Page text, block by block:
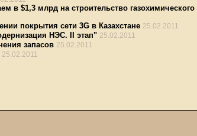
в $1,3 млрд на строительство газохимического
покрытия сети 3G в Казахстане 25.02.2011
НЭС. II этап" 25.02.2011
запасов 25.02.2011
25.02.2011